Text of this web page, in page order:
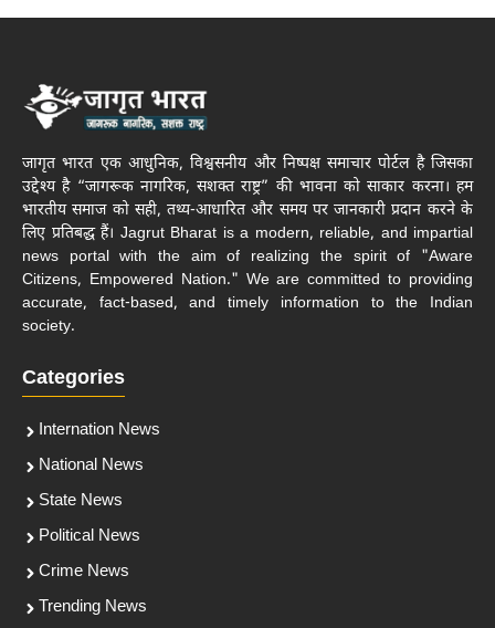
जागृत भारत एक आधुनिक, विश्वसनीय और निष्पक्ष समाचार पोर्टल है जिसका
उद्देश्य है “जागरूक नागरिक, सशक्त राष्ट्र” की भावना को साकार करना। हम
भारतीय समाज को सही, तथ्य-आधारित और समय पर जानकारी प्रदान करने के
लिए प्रतिबद्ध हैं। Jagrut Bharat is a modern, reliable, and impartial
news portal with the aim of realizing the spirit of "Aware
Citizens, Empowered Nation." We are committed to providing
accurate, fact-based, and timely information to the Indian
society.
Categories
Internation News
National News
State News
Political News
Crime News
Trending News